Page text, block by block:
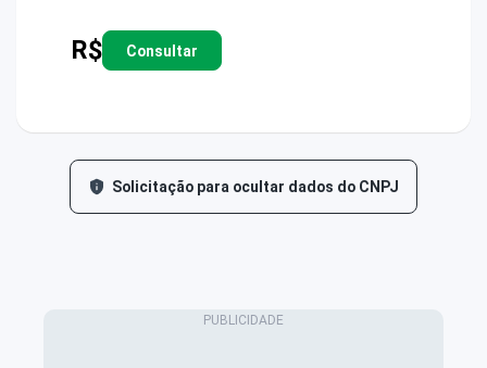
R$ Consultar
Solicitação para ocultar dados do CNPJ